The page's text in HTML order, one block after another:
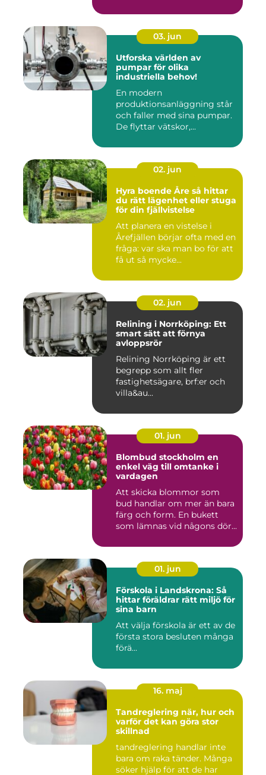
03. jun
Utforska världen av
pumpar för olika
industriella behov!
En modern
produktionsanläggning står
och faller med sina pumpar.
De flyttar vätskor,...
02. jun
Hyra boende Åre så hittar
du rätt lägenhet eller stuga
för din fjällvistelse
Att planera en vistelse i
Årefjällen börjar ofta med en
fråga: var ska man bo för att
få ut så mycke...
02. jun
Relining i Norrköping: Ett
smart sätt att förnya
avloppsrör
Relining Norrköping är ett
begrepp som allt fler
fastighetsägare, brf:er och
villa&au...
01. jun
Blombud stockholm en
enkel väg till omtanke i
vardagen
Att skicka blommor som
bud handlar om mer än bara
färg och form. En bukett
som lämnas vid någons dör...
01. jun
Förskola i Landskrona: Så
hittar föräldrar rätt miljö för
sina barn
Att välja förskola är ett av de
första stora besluten många
förä...
16. maj
Tandreglering när, hur och
varför det kan göra stor
skillnad
tandreglering handlar inte
bara om raka tänder. Många
söker hjälp för att de har